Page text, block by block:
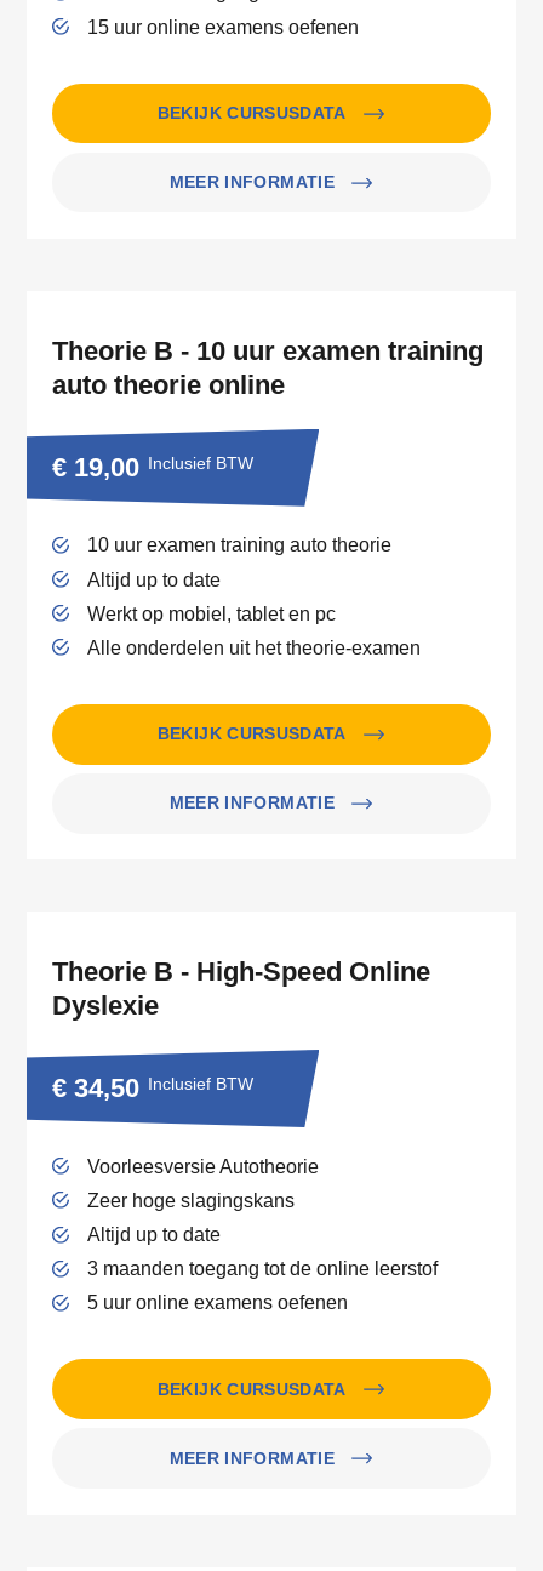
15 uur online examens oefenen
BEKIJK CURSUSDATA
MEER INFORMATIE
Theorie B - 10 uur examen training
auto theorie online
€ 19,00 Inclusief BTW
10 uur examen training auto theorie
Altijd up to date
Werkt op mobiel, tablet en pc
Alle onderdelen uit het theorie-examen
BEKIJK CURSUSDATA
MEER INFORMATIE
Theorie B - High-Speed Online
Dyslexie
€ 34,50 Inclusief BTW
Voorleesversie Autotheorie
Zeer hoge slagingskans
Altijd up to date
3 maanden toegang tot de online leerstof
5 uur online examens oefenen
BEKIJK CURSUSDATA
MEER INFORMATIE